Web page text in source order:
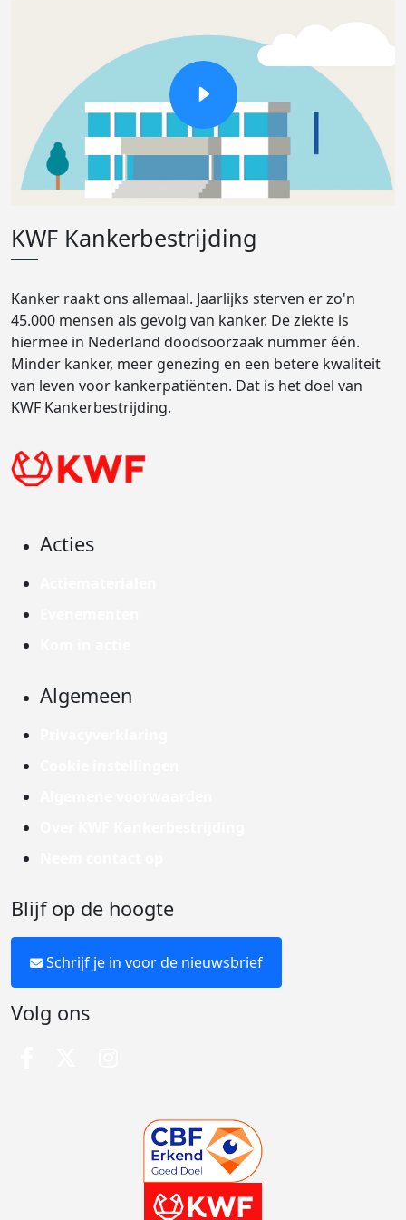
KWF Kankerbestrijding
Kanker raakt ons allemaal. Jaarlijks sterven er zo'n
45.000 mensen als gevolg van kanker. De ziekte is
hiermee in Nederland doodsoorzaak nummer één.
Minder kanker, meer genezing en een betere kwaliteit
van leven voor kankerpatiënten. Dat is het doel van
KWF Kankerbestrijding.
Acties
Algemeen
Blijf op de hoogte
Schrijf je in voor de nieuwsbrief
Volg ons